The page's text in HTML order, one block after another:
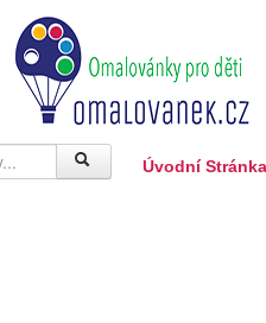
Úvodní Stránka